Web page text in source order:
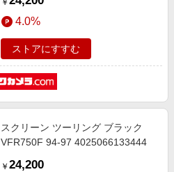
￥
4.0%
ストアにすすむ
スクリーン ツーリング ブラック
VFR750F 94-97 4025066133444
￥ 24,200